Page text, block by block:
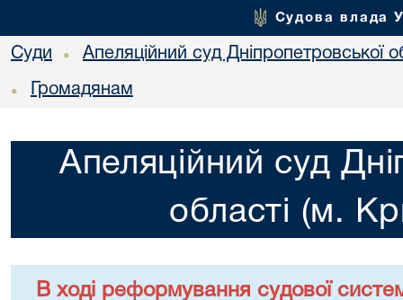
Судова влада
Суди • Апеляційний суд Дніпропетровської
• Громадянам
Апеляційний суд
області (м.
В ході реформування судової